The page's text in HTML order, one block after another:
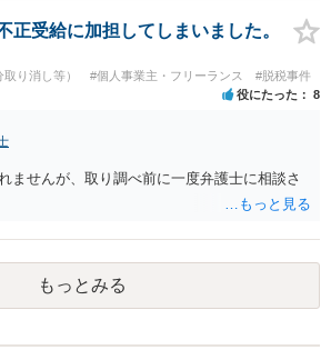
正受給に加担してしまいました。
り消し等） #個人事業主・フリーランス #脱税事件
役にたった 8
ませんが、取り調べ前に一度弁護士に相談さ
もっとみる